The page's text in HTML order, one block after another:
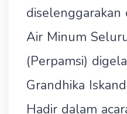
diselenggarakan
Air Minum
(Perpamsi)
Grandhika
Hadir dalam